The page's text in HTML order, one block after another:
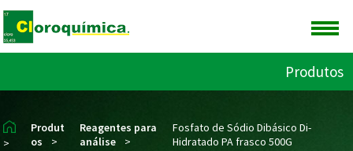
Produtos
>
Produt
os
>
Reagentes para
análise
>
Fosfato de Sódio Dibásico Di-
Hidratado PA frasco 500G